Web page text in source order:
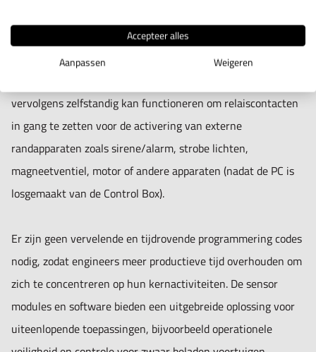
• Weergave van de meetwaarden in twee-assige numerieke
en grafische digitale Bull's Eye.
interface.
• Geavanceerde functies voor het meten op afstand en data
logging.
• Stel parameters in om gegevens vast te leggen en stel
relaisuitgangen in om externe randapparatuur aan te
• Software ondersteuning en firmware-updates.
modules van verre afstand te regelen voor real-time
monitoring, data-acquisitie en logging doeleinden. De Control
vervolgens zelfstandig kan functioneren om relaiscontacten
in gang te zetten voor de activering van externe
randapparaten zoals sirene/alarm, strobe lichten,
magneetventiel, motor of andere apparaten (nadat de PC is
losgemaakt van de Control Box).
Er zijn geen vervelende en tijdrovende programmering codes
nodig, zodat engineers meer productieve tijd overhouden om
zich te concentreren op hun kernactiviteiten. De sensor
modules en software bieden een uitgebreide oplossing voor
uiteenlopende toepassingen, bijvoorbeeld operationele
Accepteer alles
Aanpassen
Weigeren